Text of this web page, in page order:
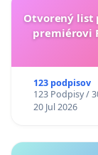
Otvorený list
premiérovi
123 podpisov
123 Podpisy /
20 Jul 2026